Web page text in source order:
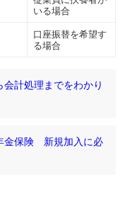
いる場合
口座振替を希望す
る場合
会計処理までをわかり
金保険 新規加入に必